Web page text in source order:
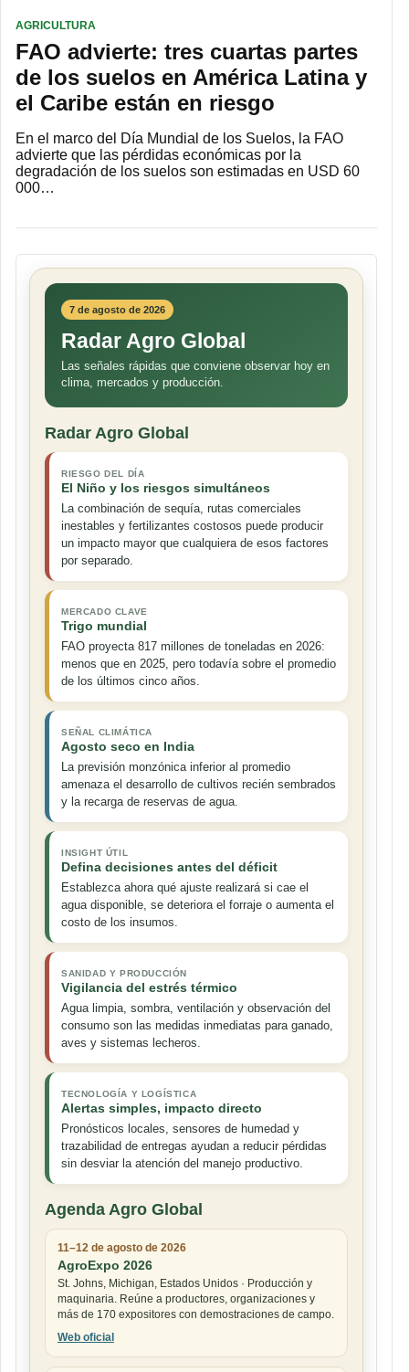
AGRICULTURA
FAO advierte: tres cuartas partes
de los suelos en América Latina y
el Caribe están en riesgo
En el marco del Día Mundial de los Suelos, la FAO
advierte que las pérdidas económicas por la
degradación de los suelos son estimadas en USD 60
000…
7 de agosto de 2026
Radar Agro Global
Las señales rápidas que conviene observar hoy en
clima, mercados y producción.
Radar Agro Global
RIESGO DEL DÍA
El Niño y los riesgos simultáneos
La combinación de sequía, rutas comerciales
inestables y fertilizantes costosos puede producir
un impacto mayor que cualquiera de esos factores
por separado.
MERCADO CLAVE
Trigo mundial
FAO proyecta 817 millones de toneladas en 2026:
menos que en 2025, pero todavía sobre el promedio
de los últimos cinco años.
SEÑAL CLIMÁTICA
Agosto seco en India
La previsión monzónica inferior al promedio
amenaza el desarrollo de cultivos recién sembrados
y la recarga de reservas de agua.
INSIGHT ÚTIL
Defina decisiones antes del déficit
Establezca ahora qué ajuste realizará si cae el
agua disponible, se deteriora el forraje o aumenta el
costo de los insumos.
SANIDAD Y PRODUCCIÓN
Vigilancia del estrés térmico
Agua limpia, sombra, ventilación y observación del
consumo son las medidas inmediatas para ganado,
aves y sistemas lecheros.
TECNOLOGÍA Y LOGÍSTICA
Alertas simples, impacto directo
Pronósticos locales, sensores de humedad y
trazabilidad de entregas ayudan a reducir pérdidas
sin desviar la atención del manejo productivo.
Agenda Agro Global
11–12 de agosto de 2026
AgroExpo 2026
St. Johns, Michigan, Estados Unidos · Producción y
maquinaria. Reúne a productores, organizaciones y
más de 170 expositores con demostraciones de campo.
Web oficial